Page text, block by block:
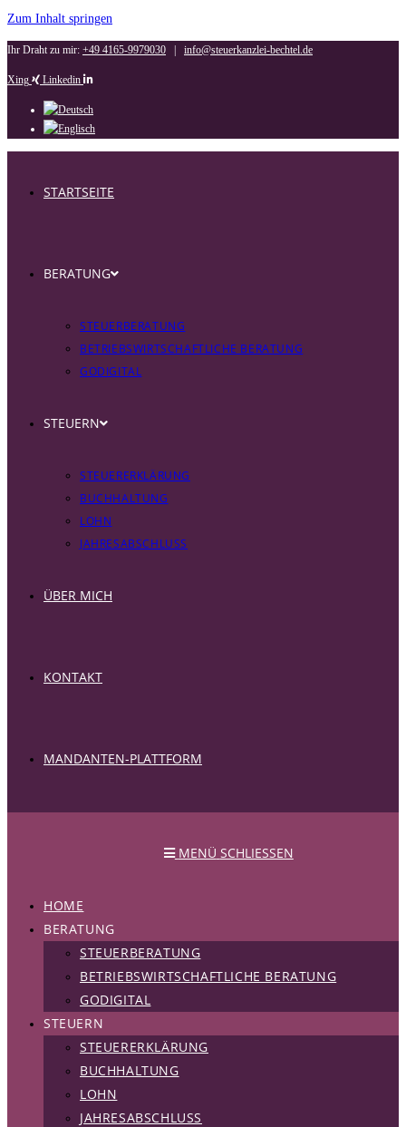
Zum Inhalt springen
Ihr Draht zu mir: +49 4165-9979030 info@steuerkanzlei-bechtel.de
Xing Linkedin
STARTSEITE
BERATUNG
STEUERBERATUNG
BETRIEBSWIRTSCHAFTLICHE BERATUNG
GODIGITAL
STEUERN
STEUERERKLÄRUNG
BUCHHALTUNG
LOHN
JAHRESABSCHLUSS
ÜBER MICH
KONTAKT
MANDANTEN-PLATTFORM
MENÜ SCHLIESSEN
HOME
BERATUNG
STEUERBERATUNG
BETRIEBSWIRTSCHAFTLICHE BERATUNG
GODIGITAL
STEUERN
STEUERERKLÄRUNG
BUCHHALTUNG
LOHN
JAHRESABSCHLUSS